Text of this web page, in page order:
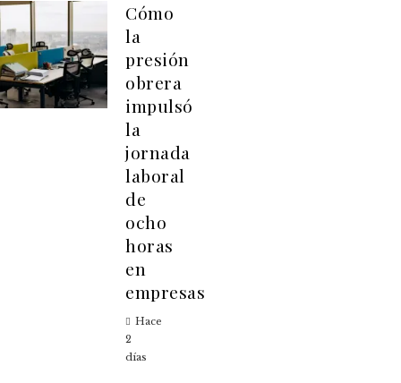
Cómo
la
presión
obrera
impulsó
la
jornada
laboral
de
ocho
horas
en
empresas
Hace
2
días